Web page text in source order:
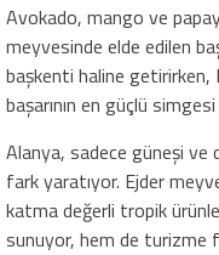
Avokado, mango ve
meyvesinde elde edilen
başkenti haline getirirken,
başarının en güçlü
Alanya, sadece güneşi ve
fark yaratıyor. Ejder
katma değerli tropik
sunuyor, hem de turizme